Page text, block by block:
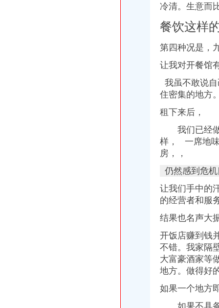
渝开发：发行股份购买资产并募集配套资金暨关联交易报告书（草案）
渝开发：发行股份购买资产并募集配套资金暨关联交易预案（2015-03-
【58同城】重庆九龙坡巴国城工商注册_公司注册代理_代办注册公司价
5.39万元（组图）_北京电脑租赁出租笔记本租赁出租苹果电脑租赁出
【合肥滨湖前城税务登记|税务登记证办理|代理税务登记】-合肥赶集网
【长沙上海城税务登记|税务登记证办理|代理税务登记】-长沙赶集网
渝开发：西南证券股份有限公司关于公司发行股份购买--新闻频道-大
【深圳华侨城税务登记|税务登记证办理|代理税务登记】-深圳赶集网
冷清。生意而
餐饮这样
第四种况是，
让我对开餐馆
我虽不敢说
住密集的地方
租下来后，
我们已经做
样， 一席地味
房，，
仍然感到危
让我们手中的
的经营者和服
结果也名声大
开饭店赚到钱
不错。我家隔
大富豪酒家等
地方。 做得好
如果一个地方
如果不具备